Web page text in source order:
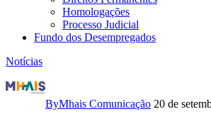
Homologações
Processo Judicial
Fundo dos Desempregados
Notícias
Greve
supera
ByMhais Comunicação 20 de